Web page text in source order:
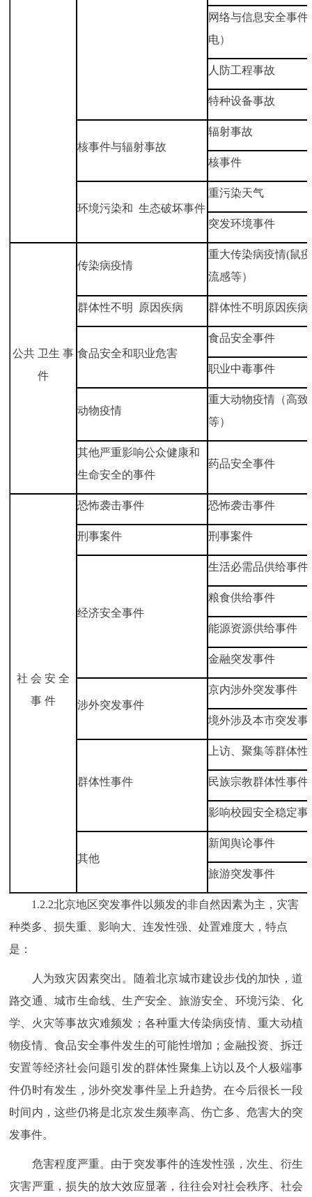
网络与信息安全事
电）
人防工程事故
特种设备事故
核事件与辐射事故
辐射事故
核事件
环境污染和 生态破坏事件
重污染天气
突发环境事件
公共 卫生 事
件
传染病疫情
重大传染病疫情(鼠
流感等）
群体性不明 原因疾病 群体性不明原因疾病
食品安全和职业危害
食品安全事件
职业中毒事件
动物疫情
重大动物疫情（高
等）
其他严重影响公众健康和
生命安全的事件
药品安全事件
社 会 安 全
事 件
恐怖袭击事件 恐怖袭击事件
刑事案件 刑事案件
经济安全事件
生活必需品供给事件
粮食供给事件
能源资源供给事件
金融突发事件
涉外突发事件
京内涉外突发事件
境外涉及本市突发事
群体性事件
上访、聚集等群体性
民族宗教群体性事件
影响校园安全稳定事
其他
新闻舆论事件
旅游突发事件
1.2.2北京地区突发事件以频发的非自然因素为主，灾害
种类多、损失重、影响大、连发性强、处置难度大，特点
是：
人为致灾因素突出。随着北京城市建设步伐的加快，道
路交通、城市生命线、生产安全、旅游安全、环境污染、化
学、火灾等事故灾难频发；各种重大传染病疫情、重大动植
物疫情、食品安全事件发生的可能性增加；金融投资、拆迁
安置等经济社会问题引发的群体性聚集上访以及个人极端事
件仍时有发生，涉外突发事件呈上升趋势。在今后很长一段
时间内，这些仍将是北京发生频率高、伤亡多、危害大的突
发事件。
危害程度严重。由于突发事件的连发性强，次生、衍生
灾害严重，损失的放大效应显著，往往会对社会秩序、社会